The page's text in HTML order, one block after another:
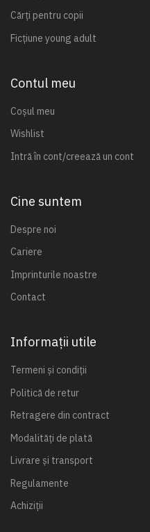
Cărți pentru copii
Ficțiune young adult
Contul meu
Coșul meu
Wishlist
Intră în cont/creează un cont
Cine suntem
Despre noi
Cariere
Imprinturile noastre
Contact
Informații utile
Termeni și condiții
Politică de retur
Retragere din contract
Modalități de plată
Livrare și transport
Regulamente
Achiziții